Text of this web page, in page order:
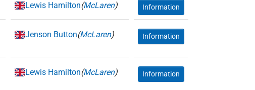
Lewis Hamilton(McLaren) Information
Jenson Button(McLaren) Information
Lewis Hamilton(McLaren) Information